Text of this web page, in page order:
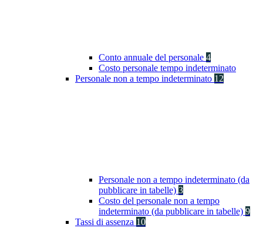
Conto annuale del personale 4
Costo personale tempo indeterminato
Personale non a tempo indeterminato 12
Personale non a tempo indeterminato (da
pubblicare in tabelle) 3
Costo del personale non a tempo
indeterminato (da pubblicare in tabelle) 9
Tassi di assenza 10